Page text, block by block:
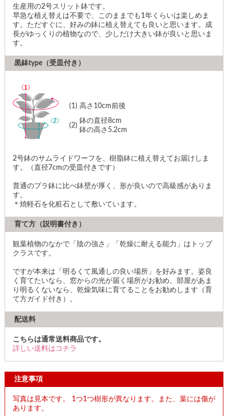
生産用の2号スリット鉢です。
早急な植え替えは不要で、このままでも1年くらいは楽しめま
す。ただすぐに、好みの鉢に植え替えても良いと思います。成
長がゆっくりの植物なので、少しだけ大きい鉢が良いと思いま
す。
黒鉢type（受皿付き）
(1) 高さ10cm前後
(2)
鉢の直径8cm
鉢の高さ5.2cm
2号鉢のサムライドワーフを、樹脂鉢に植え替えてお届けしま
す。（直径7cmの受皿付きです）
普通のプラ鉢に比べ鉢壁が厚く、形が良いので高級感がありま
す。
＊焼軽石を化粧石として敷いています。
育て方（説明書付き）
観葉植物のなかで「陰の強さ」「乾燥に耐える能力」はトップ
クラスです。
ですが本来は「明るくて風通しの良い場所」を好みます。姿良
く育てたいなら、窓からの光が届く場所がお勧め。部屋があま
り明るくないなら、乾燥気味に育てることをお勧めします（育
て方ガイド付き）。
配送料
こちらは通常送料商品です。
詳しい送料はコチラ
注意事項
写真は見本です。 1つ1つ樹形が異なります。また、葉には傷が
あります。